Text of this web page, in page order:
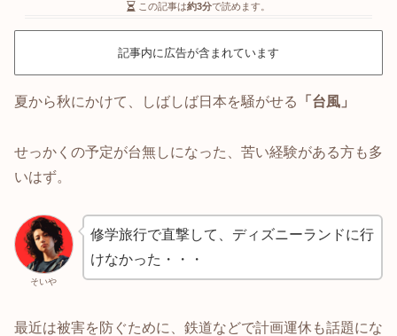
この記事は約3分で読めます。
記事内に広告が含まれています
夏から秋にかけて、しばしば日本を騒がせる 「台風」
せっかくの予定が台無しになった、苦い経験がある方も多
いはず。
そいや
修学旅行で直撃して、ディズニーランドに行
けなかった・・・
最近は被害を防ぐために、鉄道などで計画運休も話題にな